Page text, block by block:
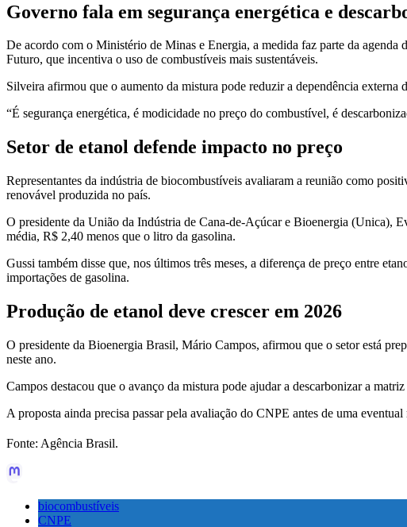
Governo fala em segurança energética e
De acordo com o Ministério de Minas e Energia, a medida faz parte da
Futuro, que incentiva o uso de combustíveis mais sustentáveis.
Silveira afirmou que o aumento da mistura pode reduzir a dependência
“É segurança energética, é modicidade no preço do combustível, é
Setor de etanol defende impacto no preço
Representantes da indústria de biocombustíveis avaliaram a reunião como
renovável produzida no país.
O presidente da União da Indústria de Cana-de-Açúcar e Bioenergia (Unica),
média, R$ 2,40 menos que o litro da gasolina.
Gussi também disse que, nos últimos três meses, a diferença de preço entre
importações de gasolina.
Produção de etanol deve crescer em 2026
O presidente da Bioenergia Brasil, Mário Campos, afirmou que o setor está
neste ano.
Campos destacou que o avanço da mistura pode ajudar a descarbonizar a
A proposta ainda precisa passar pela avaliação do CNPE antes de uma
Fonte: Agência Brasil.
biocombustíveis
CNPE